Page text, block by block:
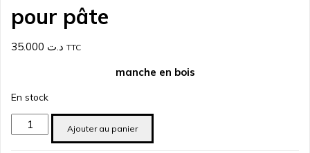
pour pâte
د.ت TTC
manche en bois
En stock
quantité
de
Ajouter au panier